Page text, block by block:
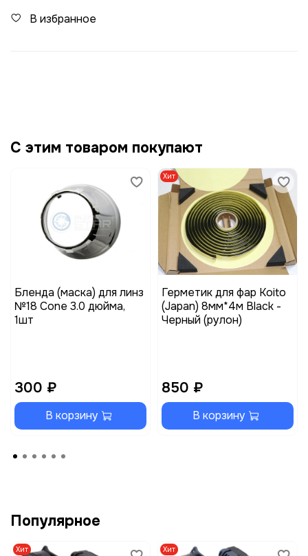
В избранное
С этим товаром покупают
Бленда (маска) для линз
№18 Cone 3.0 дюйма,
1шт
300 ₽
В корзину
Хит
Герметик для фар Koito
(Japan) 8мм*4м Black -
Черный (рулон)
850 ₽
В корзину
Популярное
Хит Хит